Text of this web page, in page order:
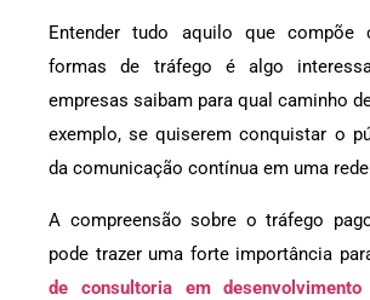
Entender tudo aquilo que compõe
formas de tráfego é algo
empresas saibam para qual caminho
exemplo, se quiserem conquistar o
da comunicação contínua em uma
A compreensão sobre o tráfego
pode trazer uma forte importância
de consultoria em desenvolvimento